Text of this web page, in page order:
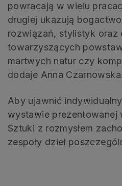
powracają w wielu
drugiej ukazują
rozwiązań, stylistyk oraz
towarzyszących
martwych natur czy
dodaje Anna Czarnowska.
Aby ujawnić
wystawie prezentowanej
Sztuki z rozmysłem
zespoły dzieł